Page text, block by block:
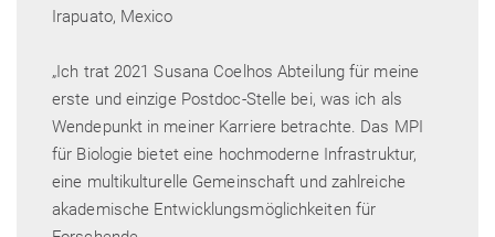
Irapuato, Mexico
„Ich trat 2021 Susana Coelhos Abteilung für meine
erste und einzige Postdoc-Stelle bei, was ich als
Wendepunkt in meiner Karriere betrachte. Das MPI
für Biologie bietet eine hochmoderne Infrastruktur,
eine multikulturelle Gemeinschaft und zahlreiche
akademische Entwicklungsmöglichkeiten für